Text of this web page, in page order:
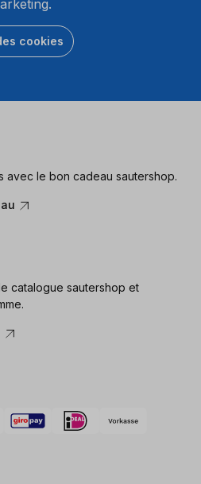
cookies
avec le bon cadeau sautershop.
catalogue sautershop et